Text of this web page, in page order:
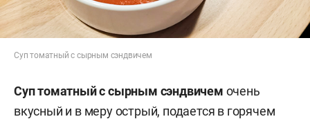
Суп томатный с сырным сэндвичем
Суп томатный с сырным сэндвичем очень
вкусный и в меру острый, подается в горячем